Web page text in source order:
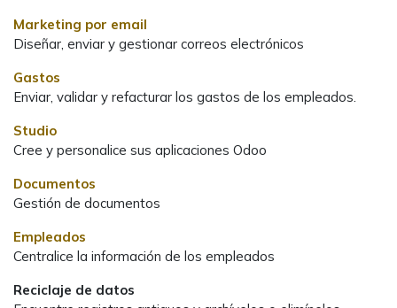
Marketing por email
Diseñar, enviar y gestionar correos electrónicos
Gastos
Enviar, validar y refacturar los gastos de los empleados.
Studio
Cree y personalice sus aplicaciones Odoo
Documentos
Gestión de documentos
Empleados
Centralice la información de los empleados
Reciclaje de datos